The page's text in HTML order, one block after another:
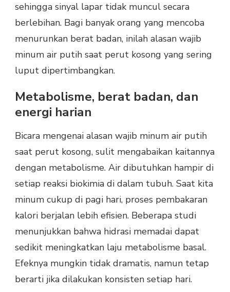
sehingga sinyal lapar tidak muncul secara
berlebihan. Bagi banyak orang yang mencoba
menurunkan berat badan, inilah alasan wajib
minum air putih saat perut kosong yang sering
luput dipertimbangkan.
Metabolisme, berat badan, dan
energi harian
Bicara mengenai alasan wajib minum air putih
saat perut kosong, sulit mengabaikan kaitannya
dengan metabolisme. Air dibutuhkan hampir di
setiap reaksi biokimia di dalam tubuh. Saat kita
minum cukup di pagi hari, proses pembakaran
kalori berjalan lebih efisien. Beberapa studi
menunjukkan bahwa hidrasi memadai dapat
sedikit meningkatkan laju metabolisme basal.
Efeknya mungkin tidak dramatis, namun tetap
berarti jika dilakukan konsisten setiap hari.